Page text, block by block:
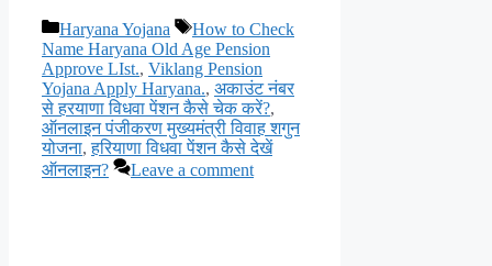
Categories
Haryana Yojana Tags
How to Check
Name Haryana Old Age Pension
Approve LIst., Viklang Pension
Yojana Apply Haryana., अकाउंट नंबर
से हरयाणा विधवा पेंशन कैसे चेक करें?,
ऑनलाइन पंजीकरण मुख्यमंत्री विवाह शगुन
योजना,हरियाणा विधवा पेंशन कैसे देखें
ऑनलाइन?
Leave a comment